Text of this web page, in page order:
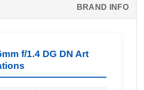
BRAND INFO
f/1.4 DG DN Art